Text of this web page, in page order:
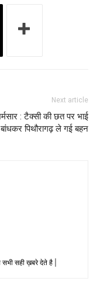
Next article
: टैक्सी की छत पर भाई
पिथौरागढ़ ले गई बहन
सही ख़बरे देते है |